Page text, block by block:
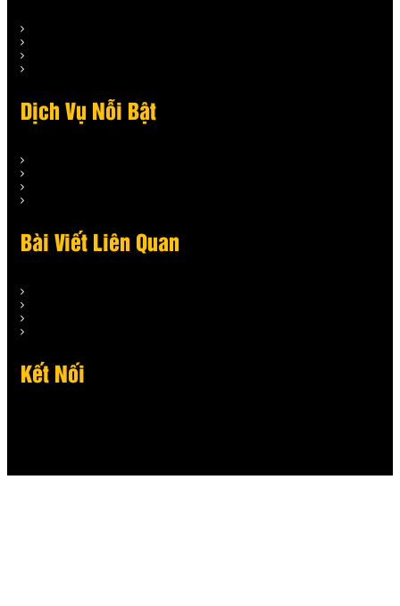
Dịch Vụ Nỗi Bật
Bài Viết Liên Quan
Kết Nối